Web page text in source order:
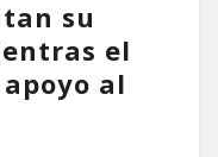
su
el
al